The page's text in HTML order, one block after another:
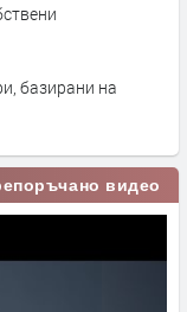
базирани на
видео